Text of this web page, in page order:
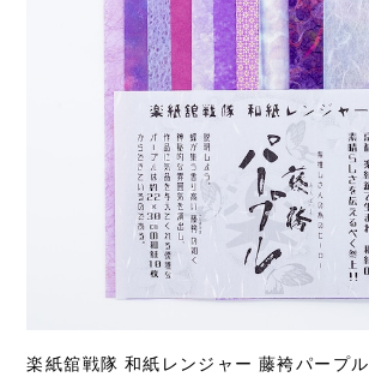
楽紙舘戦隊 和紙レンジャー 藤袴パープル